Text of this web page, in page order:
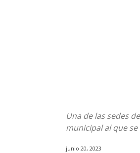
Una de las sedes
municipal al que
junio 20, 2023